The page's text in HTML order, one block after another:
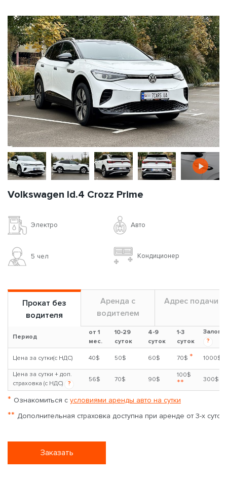
Volkswagen Id.4 Crozz Prime
Электро Авто
5 чел Кондиционер
Прокат без
водителя
Аренда с
водителем
Адрес подачи
Период
от 1
мес.
10-29
суток
4-9
суток
1-3
суток
Залог
?
Цена за сутки(с НДС) 40$ 50$ 60$ 70$ * 1000$
Цена за сутки + доп.
страховка (с НДС)
?
56$ 70$ 90$
100$
** 300$
* Ознакомиться с условиями аренды авто на сутки
** Дополнительная страховка доступна при аренде от 3-х суток
Заказать